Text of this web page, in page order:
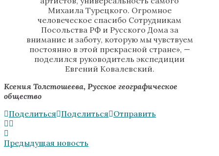
Михаила Турецкого. Огромное
человеческое спасибо Сотрудникам
Посольства РФ и Русского Дома за
внимание и заботу, которую мы чувствуем
постоянно в этой прекрасной стране», —
поделился руководитель экспедиции
Евгений Ковалевский.
Ксения Толстошеева, Русское географическое
общество
Поделиться Поделиться Отправить
Предыдущая новость